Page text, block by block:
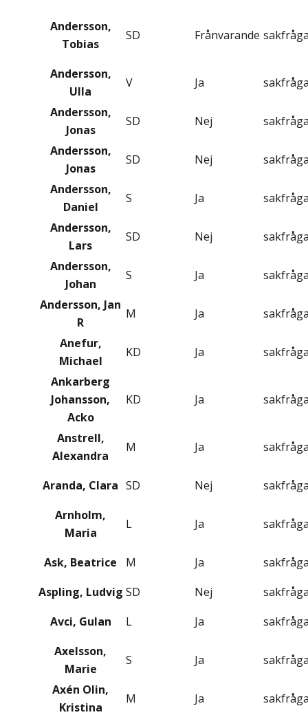
Andersson,
Tobias
SD Frånvarande
Andersson,
Ulla
V Ja
Andersson,
Jonas
SD Nej
Andersson,
Jonas
SD Nej
Andersson,
Daniel
S Ja
Andersson,
Lars
SD Nej
Andersson,
Johan
S Ja
Andersson, Jan
R
M Ja
Anefur,
Michael
KD Ja
Ankarberg
Johansson,
Acko
KD Ja
Anstrell,
Alexandra
M Ja
Aranda, Clara SD Nej
Arnholm,
Maria
L Ja
Ask, Beatrice M Ja
Aspling, Ludvig SD Nej
Avci, Gulan
L Ja
Axelsson,
Marie
S Ja
Axén Olin,
Kristina
M Ja